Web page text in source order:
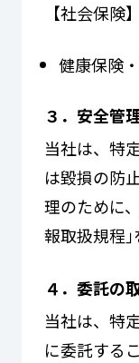
【社会保険】
健康保険
３．安全管
当社は、特
は毀損の防
理のために
報取扱規程｣
４．委託の
当社は、特
に委託する